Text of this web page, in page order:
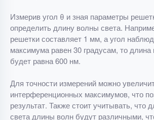
Измерив угол θ и зная параметры
определить длину волны света.
решетки составляет 1 мм, а угол
максимума равен 30 градусам, то
будет равна 600 нм.
Для точности измерений можно
интерференционных максимумов, что
результат. Также стоит учитывать, что
света длины волн будут различными,